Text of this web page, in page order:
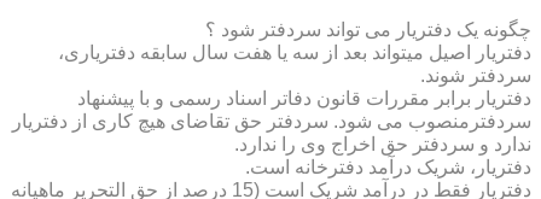
چگونه یک دفتریار می تواند سردفتر شود ؟
دفتریار اصیل میتواند بعد از سه یا هفت سال سابقه دفتریاری،
سردفتر شوند.
دفتریار برابر مقررات قانون دفاتر اسناد رسمی و با پیشنهاد
سردفترمنصوب می شود. سردفتر حق تقاضای هیچ کاری از دفتریار
ندارد و سردفتر حق اخراج وی را ندارد.
دفتریار، شریک درآمد دفترخانه است.
دفتریار فقط در درآمد شریک است (15 درصد از حق التحریر ماهیانه